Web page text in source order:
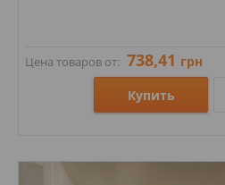
Цена товаров от: 738,41 грн
Купить
Стили: С полосами, волна; Мозаика;